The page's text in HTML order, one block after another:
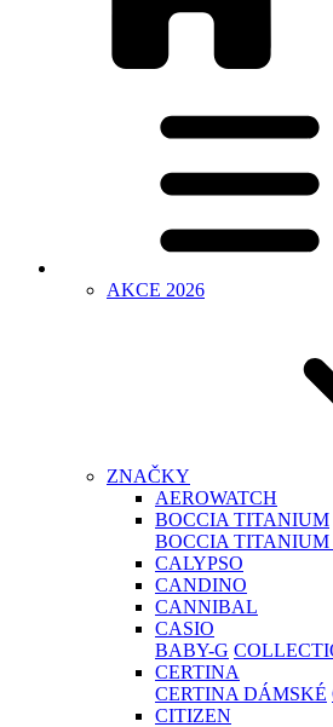
AKCE 2026
ZNAČKY
AEROWATCH
BOCCIA TITANIUM
BOCCIA
CALYPSO
CANDINO
CANNIBAL
CASIO
BABY-G
CERTINA
CERTINA DÁMSKÉ
CITIZEN